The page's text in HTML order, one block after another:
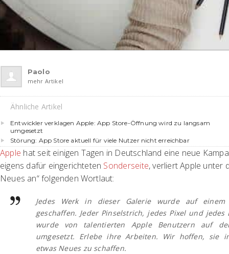
Paolo
mehr Artikel
Ähnliche Artikel
Entwickler verklagen Apple: App Store-Öffnung wird zu langsam
umgesetzt
Störung: App Store aktuell für viele Nutzer nicht erreichbar
Apple hat seit einigen Tagen in Deutschland eine neue
eigens dafür eingerichteten Sonderseite, verliert Apple unter
Neues an“ folgenden Wortlaut:
Jedes Werk in dieser Galerie wurde auf einem
geschaffen. Jeder Pinselstrich, jedes Pixel und jedes
wurde von talentierten Apple Benutzern auf
umgesetzt. Erlebe ihre Arbeiten. Wir hoffen, sie
etwas Neues zu schaffen.